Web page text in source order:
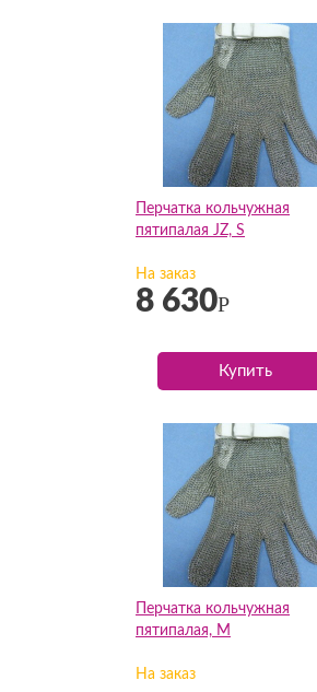
Перчатка кольчужная
пятипалая JZ, S
На заказ
8 630Р
Купить
Перчатка кольчужная
пятипалая, M
На заказ